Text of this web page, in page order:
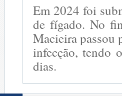
Em 2024 foi
de fígado. No
Macieira passou
infecção, tendo
dias.